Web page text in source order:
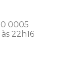
0005
22h16